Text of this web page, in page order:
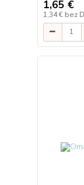
1,65 €
1,34 € bez